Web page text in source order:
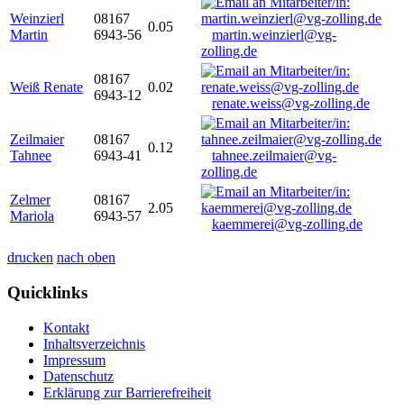
Weinzierl
Martin
08167
6943-56
0.05
martin.weinzierl@vg-
zolling.de
Weiß Renate
08167
6943-12
0.02
renate.weiss@vg-zolling.de
Zeilmaier
Tahnee
08167
6943-41
0.12
tahnee.zeilmaier@vg-
zolling.de
Zelmer
Mariola
08167
6943-57
2.05
kaemmerei@vg-zolling.de
drucken nach oben
Quicklinks
Kontakt
Inhaltsverzeichnis
Impressum
Datenschutz
Erklärung zur Barrierefreiheit